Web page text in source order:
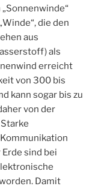
die den
aus
als
erreicht
von 300 bis
kann sogar bis zu
von der
sind bei
Damit